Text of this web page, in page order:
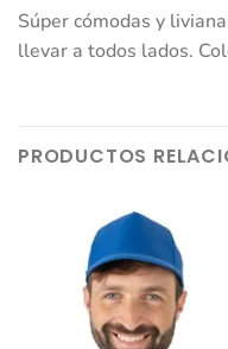
Súper cómodas y
llevar a todos lados.
PRODUCTOS